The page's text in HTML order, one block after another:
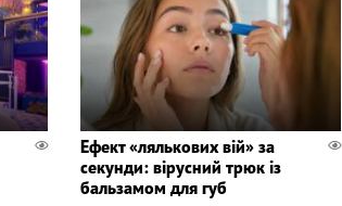
Ефект «лялькових вій» за
секунди: вірусний трюк із
бальзамом для губ